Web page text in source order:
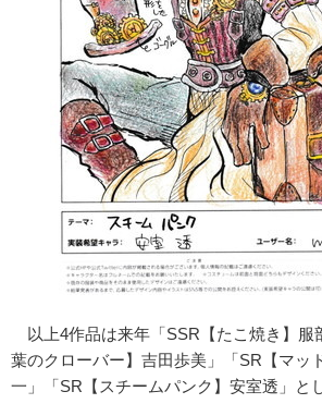
以上4作品は来年「SSR【たこ焼き】服
葉のクローバー】吉田歩美」「SR【マッ
一」「SR【スチームパンク】安室透」と